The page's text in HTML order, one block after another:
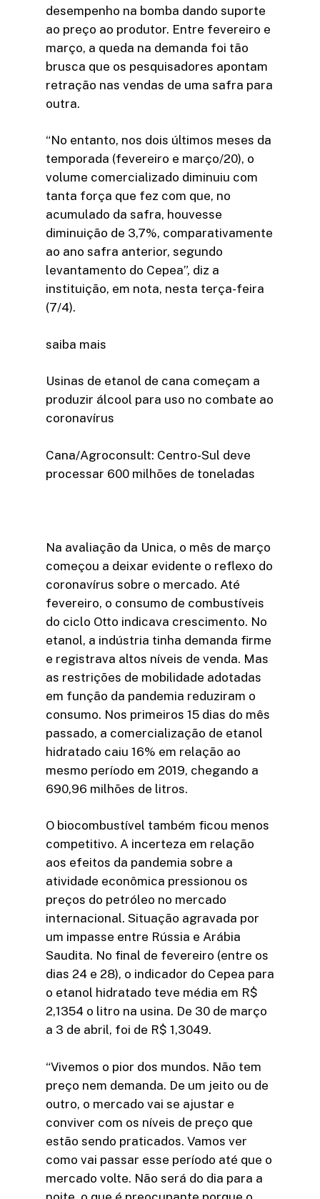
desempenho na bomba dando suporte
ao preço ao produtor. Entre fevereiro e
março, a queda na demanda foi tão
brusca que os pesquisadores apontam
retração nas vendas de uma safra para
outra.
“No entanto, nos dois últimos meses da
temporada (fevereiro e março/20), o
volume comercializado diminuiu com
tanta força que fez com que, no
acumulado da safra, houvesse
diminuição de 3,7%, comparativamente
ao ano safra anterior, segundo
levantamento do Cepea”, diz a
instituição, em nota, nesta terça-feira
(7/4).
saiba mais
Usinas de etanol de cana começam a
produzir álcool para uso no combate ao
coronavírus
Cana/Agroconsult: Centro-Sul deve
processar 600 milhões de toneladas
Na avaliação da Unica, o mês de março
começou a deixar evidente o reflexo do
coronavírus sobre o mercado. Até
fevereiro, o consumo de combustíveis
do ciclo Otto indicava crescimento. No
etanol, a indústria tinha demanda firme
e registrava altos níveis de venda. Mas
as restrições de mobilidade adotadas
em função da pandemia reduziram o
consumo. Nos primeiros 15 dias do mês
passado, a comercialização de etanol
hidratado caiu 16% em relação ao
mesmo período em 2019, chegando a
690,96 milhões de litros.
O biocombustível também ficou menos
competitivo. A incerteza em relação
aos efeitos da pandemia sobre a
atividade econômica pressionou os
preços do petróleo no mercado
internacional. Situação agravada por
um impasse entre Rússia e Arábia
Saudita. No final de fevereiro (entre os
dias 24 e 28), o indicador do Cepea para
o etanol hidratado teve média em R$
2,1354 o litro na usina. De 30 de março
a 3 de abril, foi de R$ 1,3049.
“Vivemos o pior dos mundos. Não tem
preço nem demanda. De um jeito ou de
outro, o mercado vai se ajustar e
conviver com os níveis de preço que
estão sendo praticados. Vamos ver
como vai passar esse período até que o
mercado volte. Não será do dia para a